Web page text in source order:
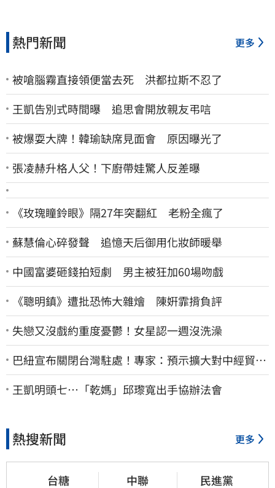
熱門新聞 更多
被嗆腦霧直接領便當去死 洪都拉斯不忍了
王凱告別式時間曝 追思會開放親友弔唁
被爆耍大牌！韓瑜缺席見面會 原因曝光了
張凌赫升格人父！下廚帶娃驚人反差曝
《玫瑰瞳鈴眼》隔27年突翻紅 老粉全瘋了
蘇慧倫心碎發聲 追憶天后御用化妝師暖舉
中國富婆砸錢拍短劇 男主被狂加60場吻戲
《聰明鎮》遭批恐怖大雜燴 陳姸霏揹負評
失戀又沒戲約重度憂鬱！女星認一週沒洗澡
巴紐宣布關閉台灣駐處！專家：預示擴大對中經貿合
作
王凱明頭七…「乾媽」邱瓈寬出手協辦法會
熱搜新聞 更多
台糖 中聯 民進黨